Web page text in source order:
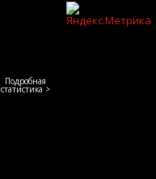
Подробная
статистика >